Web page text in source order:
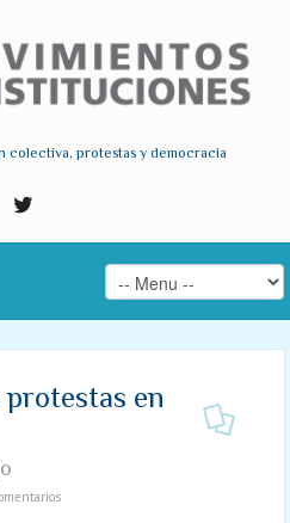
colectiva, protestas y democracia
en